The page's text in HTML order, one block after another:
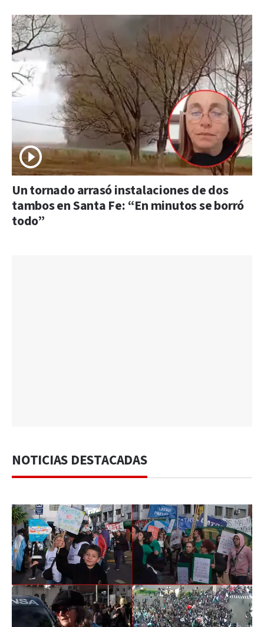
Un tornado arrasó instalaciones de dos
tambos en Santa Fe: “En minutos se borró
todo”
NOTICIAS DESTACADAS